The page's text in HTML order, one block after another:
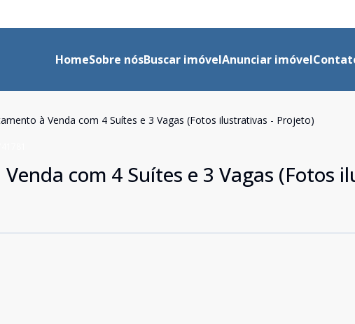
HomeSobre nósBuscar imóvelAnunciar imóvel
à Venda com 4 Suítes e 3 Vagas (Fotos ilustrativas - Projeto)
com 4 Suítes e 3 Vagas (Fotos